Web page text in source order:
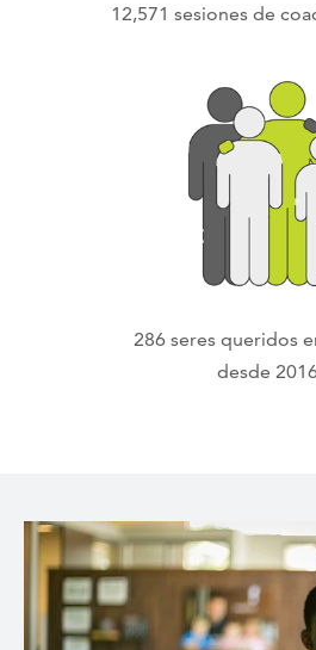
12,571 sesiones de
286 seres queridos
desde